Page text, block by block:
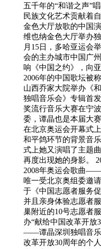
五千年的“和谐之声”
民族文化艺术贡献着
金色大厅放歌的中国
维也纳金色大厅举办
月15日，多哈亚运会
会的主办城市中国广
响《中国之约》，向
2006年的中国歌坛被
山西乔家大院举办《
独唱音乐会》专辑首
奖流行音乐大赛在宁
委，谭晶也是本届大
在北京奥运会开幕式
和平鸽环节的背景音
式上她又演唱了主题
再度出现她的身影。
2008年奥运会歌曲
唯一受北京奥组委邀
于《中国志愿者服务
并且亲身体验志愿者
巢附近的10号志愿者
办“献给中国改革开放
——谭晶深圳独唱音乐
改革开放30周年的个